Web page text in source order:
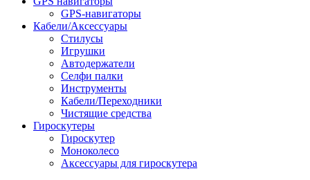
GPS-навигаторы
Кабели/Аксессуары
Стилусы
Игрушки
Автодержатели
Селфи палки
Инструменты
Кабели/Переходники
Чистящие средства
Гироскутеры
Гироскутер
Моноколесо
Аксессуары для гироскутера